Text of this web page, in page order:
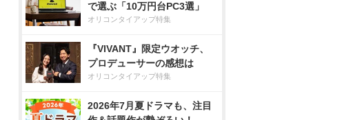
で選ぶ「10万円台PC3選」
オリコンタイアップ特集
『VIVANT』限定ウオッチ、
プロデューサーの感想は
オリコンタイアップ特集
2026年7月夏ドラマも、注目